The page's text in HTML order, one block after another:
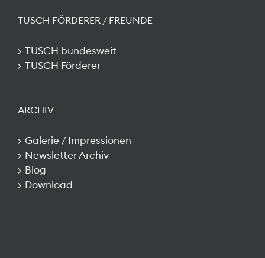
TUSCH FÖRDERER / FREUNDE
TUSCH bundesweit
TUSCH Förderer
ARCHIV
Galerie / Impressionen
Newsletter Archiv
Blog
Download